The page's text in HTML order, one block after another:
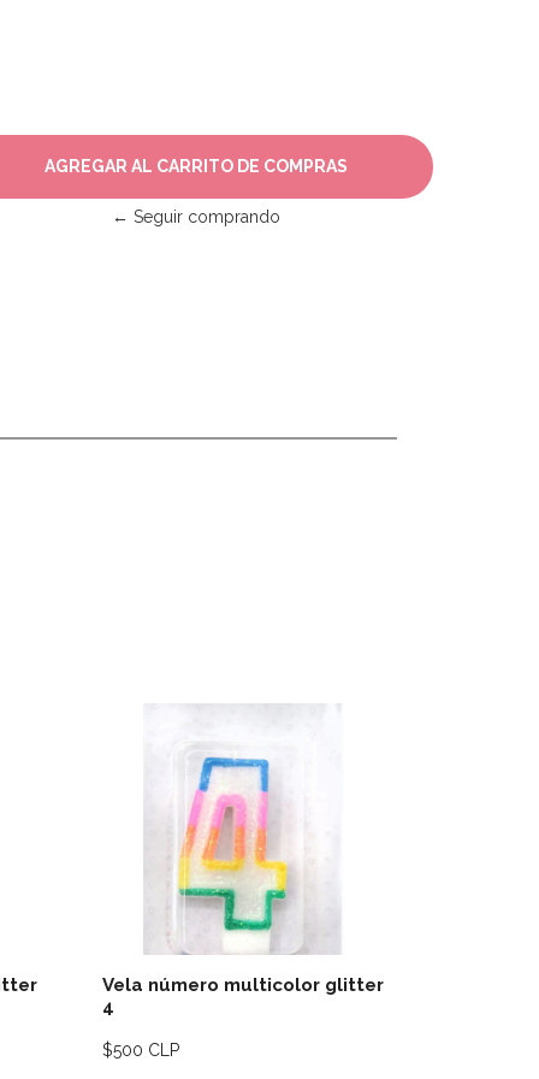
← Seguir comprando
Vela número multicolor glitter
4
$500 CLP